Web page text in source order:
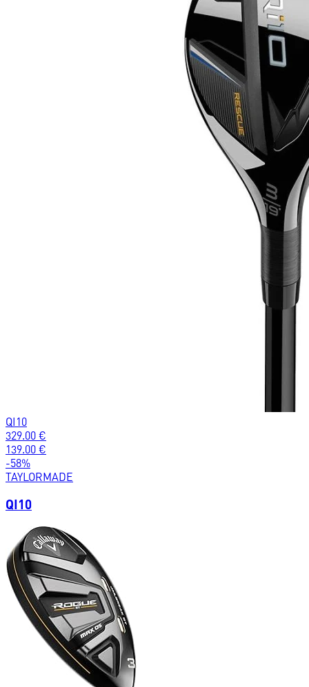
QI10
329.00 €
139.00 €
-58%
TAYLORMADE
QI10